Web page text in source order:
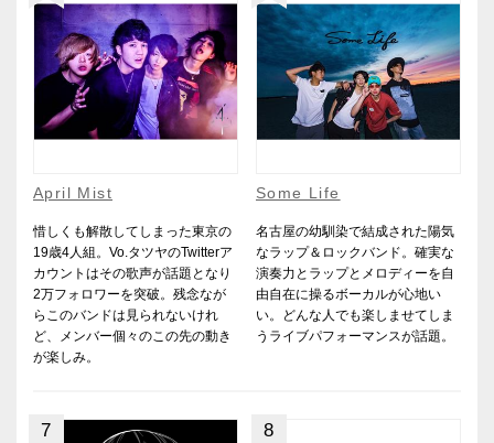
April Mist
惜しくも解散してしまった東京の
19歳4人組。Vo.タツヤのTwitterア
カウントはその歌声が話題となり
2万フォロワーを突破。残念なが
らこのバンドは見られないけれ
ど、メンバー個々のこの先の動き
が楽しみ。
Some Life
名古屋の幼馴染で結成された陽気
なラップ＆ロックバンド。確実な
演奏力とラップとメロディーを自
由自在に操るボーカルが心地い
い。どんな人でも楽しませてしま
うライブパフォーマンスが話題。
7 8